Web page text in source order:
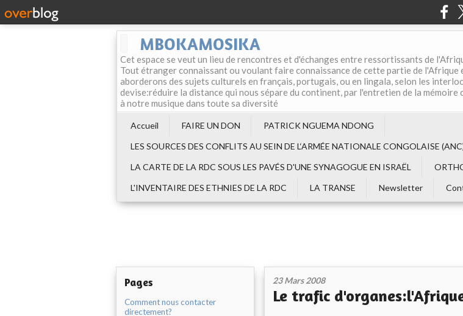
MBOKAMOSIKA
Cet espace se veut un lieu de rencontres et d'échanges entre ressortissants de
Tout étranger connaissant ou voulant faire connaissance de cette partie de l'Afrique
aborderons des sujets culturels en français, portugais, ou en lingala, selon les
devise:réduire la distance qui nous sépare du continent, par l'entretien de la
à notre musique dans toute sa diversité
Accueil FAIRE UN DON
PATRICK NGUEMA NDONG
LES SOURCES DES CONFLITS AU SEIN DE L‘ARMÉE NATIONALE CONGOLAISE
LA CARTE DE LA RDC SOUS LES PAVÉS D'UNE SYNAGOGUE EN ISRAËL
L'INVENTAIRE DES ETHNIES DE LA RDC
LA TRANSE Newsletter
Pages
Comment nous contacter
directement?
23 Mars 2008
Le trafic